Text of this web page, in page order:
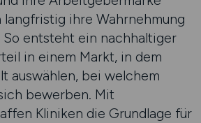
ihre Wahrnehmung
entsteht ein nachhaltiger
in einem Markt, in dem
auswählen, bei welchem
bewerben. Mit
Kliniken die Grundlage für